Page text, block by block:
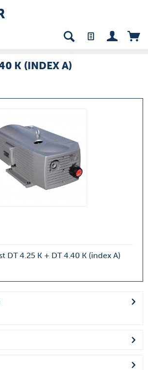
K (INDEX A)
DT 4.25 K + DT 4.40 K (index A)